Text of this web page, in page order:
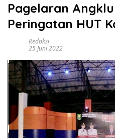
Pagelaran
Peringatan HUT
Redaksi
25 Juni 2022